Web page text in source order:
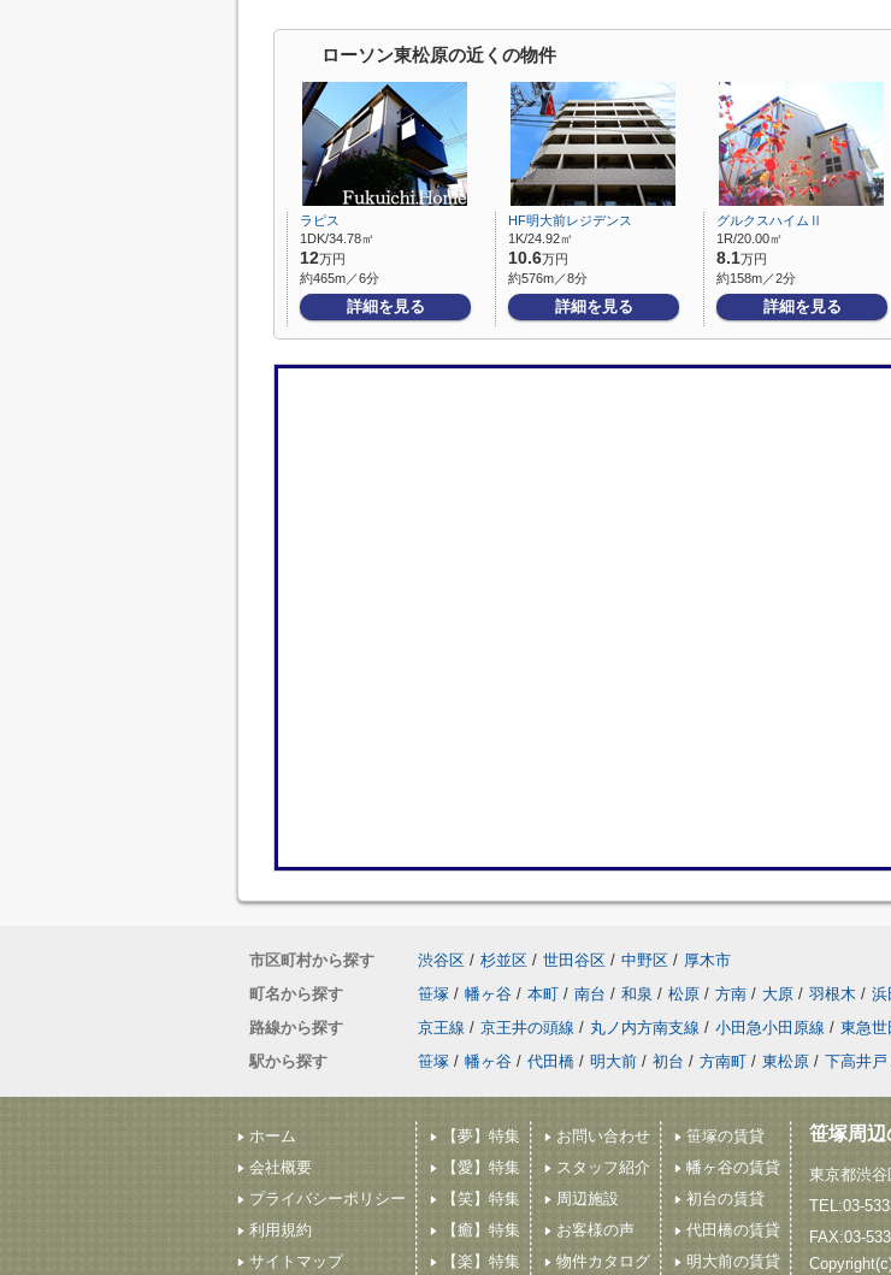
ローソン東松原の近くの物件
ラピス
1DK/34.78㎡
12万円
約465m／6分
詳細を見る
HF明大前レジデンス
1K/24.92㎡
10.6万円
約576m／8分
詳細を見る
グルクスハイムⅡ
1R/20.00㎡
8.1万円
約158m／2分
詳細を見る
市区町村から探す 渋谷区 / 杉並区 / 世田谷区 / 中野区 / 厚木市
町名から探す
笹塚 / 幡ヶ谷 / 本町 / 南台 / 和泉 / 松原 / 方南 / 大原 / 羽根木 / 浜
路線から探す
京王線 / 京王井の頭線 / 丸ノ内方南支線 / 小田急小田原線 / 東急世
駅から探す
笹塚 / 幡ヶ谷 / 代田橋 / 明大前 / 初台 / 方南町 / 東松原 / 下高井戸
ホーム
会社概要
プライバシーポリシー
利用規約
サイトマップ
【夢】特集
【愛】特集
【笑】特集
【癒】特集
【楽】特集
お問い合わせ
スタッフ紹介
周辺施設
お客様の声
物件カタログ
笹塚の賃貸
幡ヶ谷の賃貸
初台の賃貸
代田橋の賃貸
明大前の賃貸
笹塚周辺
東京都渋
TEL:03-
FAX:03-